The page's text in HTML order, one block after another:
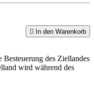
 In den Warenkorb
des Ziellandes
wird während des